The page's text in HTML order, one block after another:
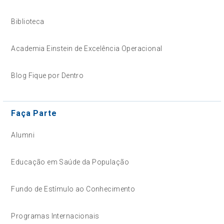
Biblioteca
Academia Einstein de Excelência Operacional
Blog Fique por Dentro
Faça Parte
Alumni
Educação em Saúde da População
Fundo de Estímulo ao Conhecimento
Programas Internacionais